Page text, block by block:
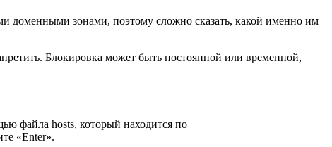
доменными зонами, поэтому сложно сказать, какой именно им
Блокировка может быть постоянной или временной,
файла hosts, который находится по
«Enter».